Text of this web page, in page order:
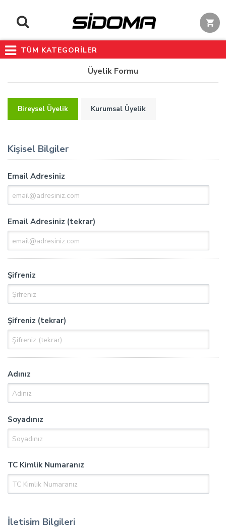
TÜM KATEGORİLER
Üyelik Formu
Bireysel Üyelik Kurumsal Üyelik
Kişisel Bilgiler
Email Adresiniz
Email Adresiniz (tekrar)
Şifreniz
Şifreniz (tekrar)
Adınız
Soyadınız
TC Kimlik Numaranız
İletisim Bilgileri